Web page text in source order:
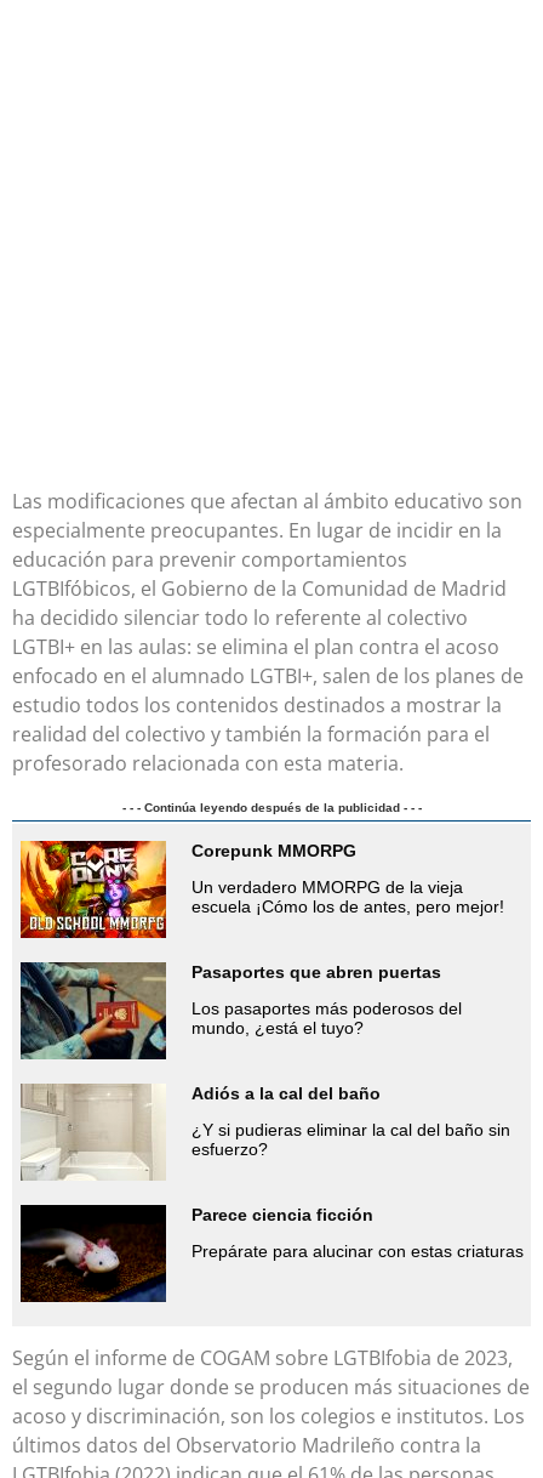
Las modificaciones que afectan al ámbito educativo son
especialmente preocupantes. En lugar de incidir en la
educación para prevenir comportamientos
LGTBIfóbicos, el Gobierno de la Comunidad de Madrid
ha decidido silenciar todo lo referente al colectivo
LGTBI+ en las aulas: se elimina el plan contra el acoso
enfocado en el alumnado LGTBI+, salen de los planes de
estudio todos los contenidos destinados a mostrar la
realidad del colectivo y también la formación para el
profesorado relacionada con esta materia.
- - - Continúa leyendo después de la publicidad - - -
Corepunk MMORPG
Un verdadero MMORPG de la vieja
escuela ¡Cómo los de antes, pero mejor!
Pasaportes que abren puertas
Los pasaportes más poderosos del
mundo, ¿está el tuyo?
Adiós a la cal del baño
¿Y si pudieras eliminar la cal del baño sin
esfuerzo?
Parece ciencia ficción
Prepárate para alucinar con estas criaturas
Según el informe de COGAM sobre LGTBIfobia de 2023,
el segundo lugar donde se producen más situaciones de
acoso y discriminación, son los colegios e institutos. Los
últimos datos del Observatorio Madrileño contra la